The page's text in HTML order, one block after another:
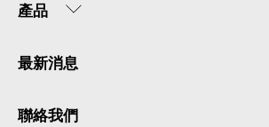
產品
最新消息
聯絡我們